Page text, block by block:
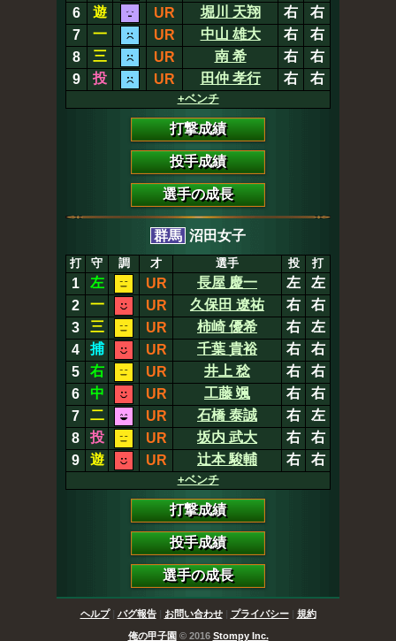
6
遊 UR 堀川 天翔 右
右
7
一 UR 中山 雄大 右
右
8
三 UR 南 希 右
右
9
投 UR 田仲 孝行 右 右
+ベンチ
打撃成績
投手成績
選手の成長
群馬 沼田女子
打 守 調 才 選手 投 打
1 左 UR 長屋 慶一 左
左
2
一 UR 久保田 遼祐 右
右
3
三 UR 柿崎 優希 右
左
4
捕 UR 千葉 貴裕 右
右
5
右 UR 井上 稔 右
右
6
中 UR 工藤 颯 右
右
7
二 UR 石橋 泰誠 右
左
8
投 UR 坂内 武大 右
右
9
遊 UR 辻本 駿輔 右 右
+ベンチ
打撃成績
投手成績
選手の成長
ヘルプ| バグ報告| お問い合わせ| プライバシー| 規約
俺の甲子園 © 2016 Stompy Inc.